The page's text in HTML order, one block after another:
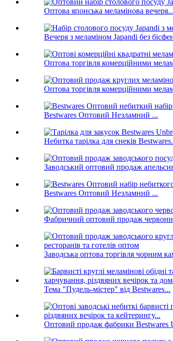
Оптова японська меламінова вечеря...
Вечеря з меламіном Japandi без
Оптова торгівля комерційними
Оптова торгівля комерційними
Bestwares Оптовий Незламний ...
Небитка тарілка для снеків
Заводський оптовий продаж
Bestwares Оптовий Незламний ...
Фабричний оптовий продаж
Заводська оптова торгівля чорним
Тема "Пудель-містер" від Bestwares...
Оптовий продаж фабрики Bestwares